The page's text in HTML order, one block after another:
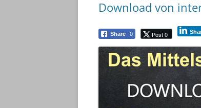
Download von
Share 0 Post 0